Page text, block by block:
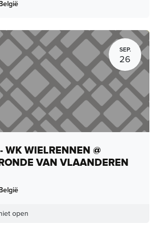
België
SEP.
26
WK WIELRENNEN @
VAN VLAANDEREN
België
open